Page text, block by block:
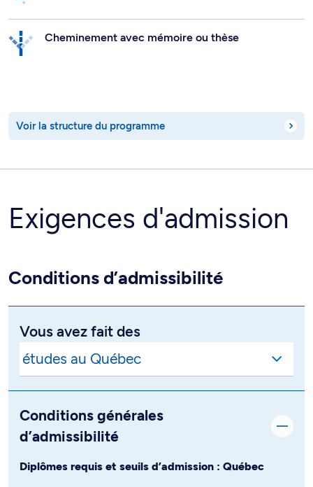
Cheminement avec mémoire ou thèse
Voir la structure du programme
Exigences d'admission
Conditions d’admissibilité
Vous avez fait des
Conditions générales
d’admissibilité
Diplômes requis et seuils d’admission : Québec